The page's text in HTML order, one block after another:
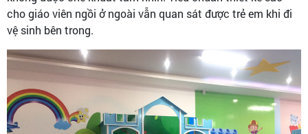
cho giáo viên ngồi ở ngoài vẫn quan sát được trẻ em khi đi
vệ sinh bên trong.